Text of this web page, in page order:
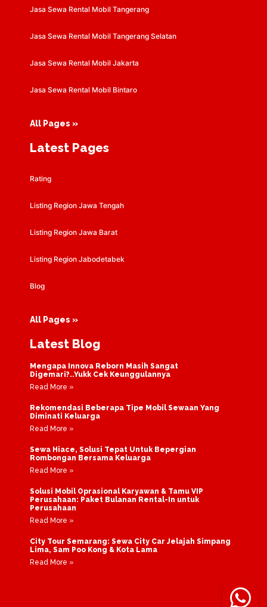
Jasa Sewa Rental Mobil Tangerang
Jasa Sewa Rental Mobil Tangerang Selatan
Jasa Sewa Rental Mobil Jakarta
Jasa Sewa Rental Mobil Bintaro
All Pages »
Latest Pages
Rating
Listing Region Jawa Tengah
Listing Region Jawa Barat
Listing Region Jabodetabek
Blog
All Pages »
Latest Blog
Mengapa Innova Reborn Masih Sangat
Digemari?..Yukk Cek Keunggulannya
Read More »
Rekomendasi Beberapa Tipe Mobil Sewaan Yang
Diminati Keluarga
Read More »
Sewa Hiace, Solusi Tepat Untuk Bepergian
Rombongan Bersama Keluarga
Read More »
Solusi Mobil Oprasional Karyawan & Tamu VIP
Perusahaan: Paket Bulanan Rental-In untuk
Perusahaan
Read More »
City Tour Semarang: Sewa City Car Jelajah Simpang
Lima, Sam Poo Kong & Kota Lama
Read More »